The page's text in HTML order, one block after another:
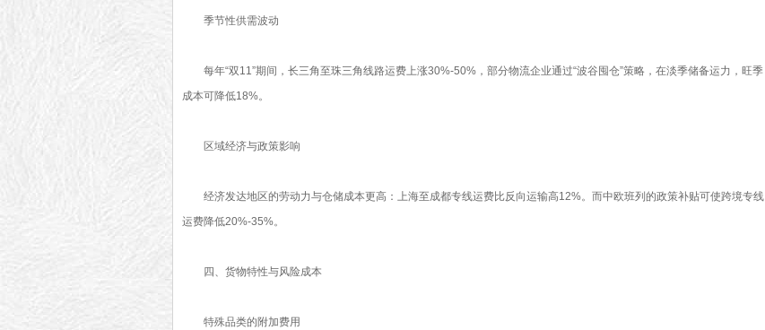
季节性供需波动
每年“双11”期间，长三角至珠三角线路运费上涨30%-50%，部分物流企业通过“波谷囤仓”策略，在淡季储备运力，旺季
成本可降低18%。
区域经济与政策影响
经济发达地区的劳动力与仓储成本更高：上海至成都专线运费比反向运输高12%。而中欧班列的政策补贴可使跨境专线
运费降低20%-35%。
四、货物特性与风险成本
特殊品类的附加费用